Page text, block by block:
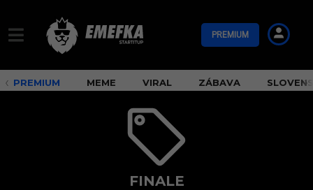
PREMIUM
PREMIUM MEME VIRAL ZÁBAVA
FINALE